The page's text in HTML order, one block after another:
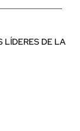
LÍDERES DE LA